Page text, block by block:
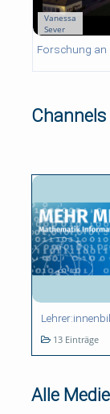
Vanessa
Sever
01:24 duration
Channels
13 Einträge
Alle